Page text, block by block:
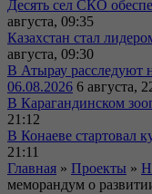
Десять сел СКО
августа, 09:35
Казахстан стал
августа, 09:30
В Атырау расследуют
06.08.2026 6 августа,
В Карагандинском
21:12
В Конаеве стартовал
21:11
Главная » Проекты »
меморандум о